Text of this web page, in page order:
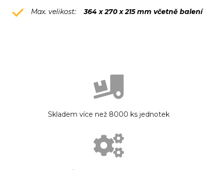
Max. velikost: 364 x 270 x 215 mm včetně balení
Skladem více než 8000 ks jednotek